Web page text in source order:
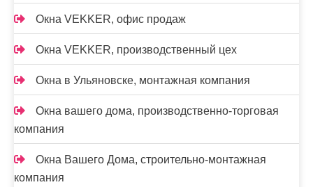
Окна VEKKER, офис продаж
Окна VEKKER, производственный цех
Окна в Ульяновске, монтажная компания
Окна вашего дома, производственно-торговая
компания
Окна Вашего Дома, строительно-монтажная
компания